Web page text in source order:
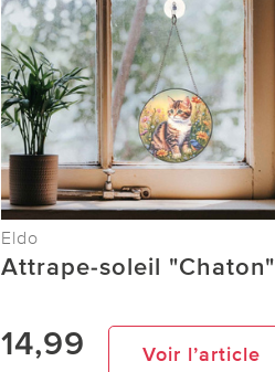
Eldo
Attrape-soleil "Chaton"
14,99 Voir l’article